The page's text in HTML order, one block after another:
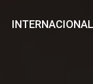
INTERNACIONAL